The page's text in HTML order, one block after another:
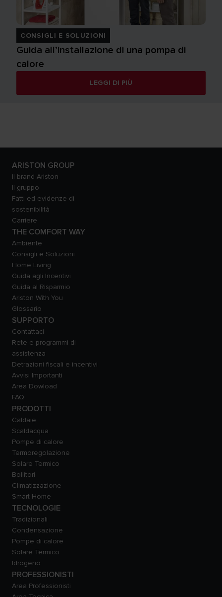
CONSIGLI E SOLUZIONI
Guida all’installazione di una pompa di
calore
LEGGI DI PIÙ
ARISTON GROUP
Il brand Ariston
Il gruppo
Fatti ed evidenze di
sostenibilità
Carriere
THE COMFORT WAY
Ambiente
Consigli e Soluzioni
Home Living
Guida agli Incentivi
Guida al Risparmio
Ariston With You
Glossario
SUPPORTO
Contattaci
Rete e programmi di
assistenza
Detrazioni fiscali e incentivi
Avvisi Importanti
Area Dowload
FAQ
PRODOTTI
Caldaie
Scaldacqua
Pompe di calore
Termoregolazione
Solare Termico
Bollitori
Climatizzazione
Smart Home
TECNOLOGIE
Tradizionali
Condensazione
Pompe di calore
Solare Termico
Idrogeno
PROFESSIONISTI
Area Professionisti